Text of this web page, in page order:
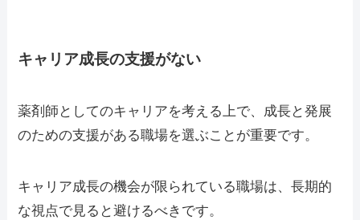
キャリア成長の支援がない
薬剤師としてのキャリアを考える上で、成長と発展
のための支援がある職場を選ぶことが重要です。
キャリア成長の機会が限られている職場は、長期的
な視点で見ると避けるべきです。